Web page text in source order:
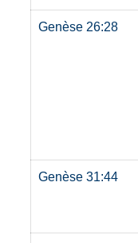
Genèse 26:28
Genèse 31:44